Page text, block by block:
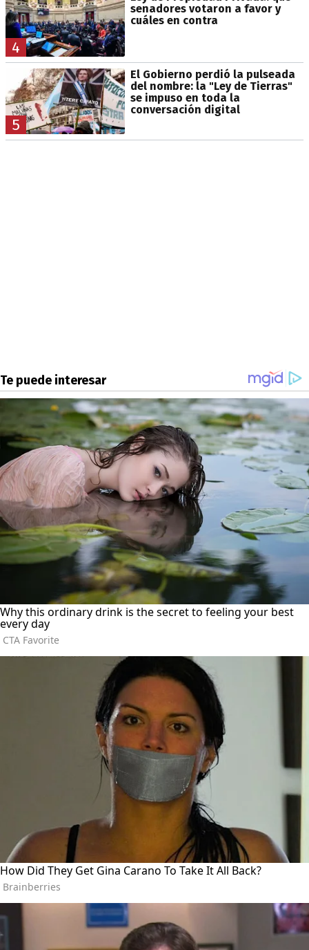
4
senadores votaron a favor y
cuáles en contra
5
El Gobierno perdió la pulseada
del nombre: la "Ley de Tierras"
se impuso en toda la
conversación digital